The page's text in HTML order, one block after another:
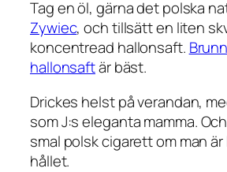
Tag en öl, gärna det polska
Zywiec, och tillsätt en liten
koncentread hallonsaft.
hallonsaftär bäst.
Drickes helst på verandan,
som J:s eleganta mamma.
smal polsk cigarett om man
hållet.